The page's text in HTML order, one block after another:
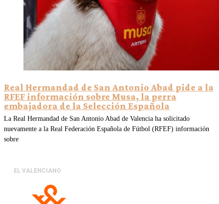
Real Hermandad de San Antonio Abad pide a la
RFEF información sobre Musa, la perra
embajadora de la Selección Española
La Real Hermandad de San Antonio Abad de Valencia ha solicitado
nuevamente a la Real Federación Española de Fútbol (RFEF) información
sobre
EL VALENCIANO